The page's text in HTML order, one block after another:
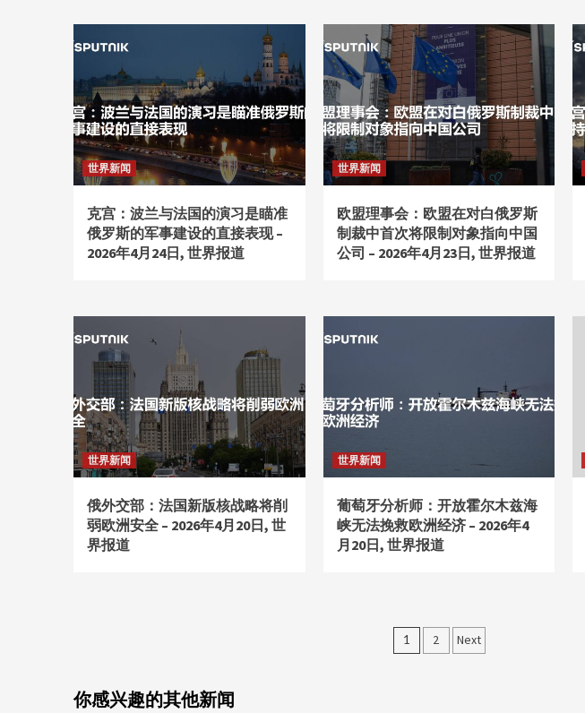
世界新闻
克宫：波兰与法国的演习是瞄准
俄罗斯的军事建设的直接表现 –
2026年4月24日, 世界报道
世界新闻
欧盟理事会：欧盟在对白俄罗斯
制裁中首次将限制对象指向中国
公司 – 2026年4月23日, 世界报道
世界新闻
俄外交部：法国新版核战略将削
弱欧洲安全 – 2026年4月20日, 世
界报道
世界新闻
葡萄牙分析师：开放霍尔木兹海
峡无法挽救欧洲经济 – 2026年4
月20日, 世界报道
文
1 2 Next
你感兴趣的其他新闻